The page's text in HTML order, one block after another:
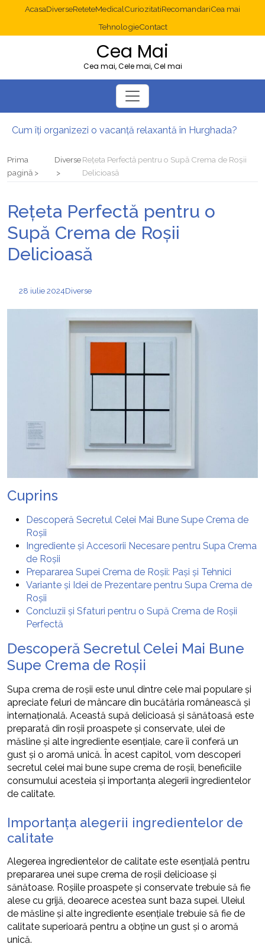
AcasaDiverseReteteMedicalCuriozitatiRecomandariCea mai
TehnologieContact
Cea Mai
Cea mai, Cele mai, Cel mai
Cum îți organizezi o vacanță relaxantă în Hurghada?
Multisite WordPress și Mastodon: cum gestionezi mai multe site-uri
Prima
pagină
Diverse Rețeta Perfectă pentru o Supă Crema de Roșii
Delicioasă
Rețeta Perfectă pentru o
Supă Crema de Roșii
Delicioasă
28 iulie 2024Diverse
Cuprins
Descoperă Secretul Celei Mai Bune Supe Crema de
Roșii
Ingrediente și Accesorii Necesare pentru Supa Crema
de Roșii
Prepararea Supei Crema de Roșii: Pași și Tehnici
Variante și Idei de Prezentare pentru Supa Crema de
Roșii
Concluzii și Sfaturi pentru o Supă Crema de Roșii
Perfectă
Descoperă Secretul Celei Mai Bune
Supe Crema de Roșii
Supa crema de roșii este unul dintre cele mai populare și
apreciate feluri de mâncare din bucătăria românească și
internațională. Această supă delicioasă și sănătoasă este
preparată din roșii proaspete și conservate, ulei de
măsline și alte ingrediente esențiale, care îi conferă un
gust și o aromă unică. În acest capitol, vom descoperi
secretul celei mai bune supe crema de roșii, beneficiile
consumului acesteia și importanța alegerii ingredientelor
de calitate.
Importanța alegerii ingredientelor de
calitate
Alegerea ingredientelor de calitate este esențială pentru
prepararea unei supe crema de roșii delicioase și
sănătoase. Roșiile proaspete și conservate trebuie să fie
alese cu grijă, deoarece acestea sunt baza supei. Uleiul
de măsline și alte ingrediente esențiale trebuie să fie de
calitate superioară pentru a obține un gust și o aromă
unică.